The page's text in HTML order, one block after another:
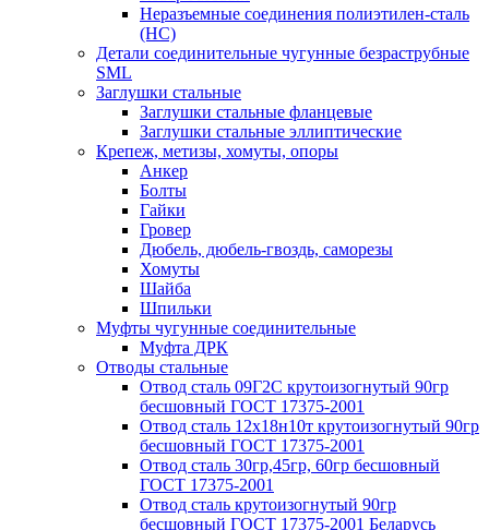
Неразъемные соединения полиэтилен-сталь
(НС)
Детали соединительные чугунные безраструбные
SML
Заглушки стальные
Заглушки стальные фланцевые
Заглушки стальные эллиптические
Крепеж, метизы, хомуты, опоры
Анкер
Болты
Гайки
Гровер
Дюбель, дюбель-гвоздь, саморезы
Хомуты
Шайба
Шпильки
Муфты чугунные соединительные
Муфта ДРК
Отводы стальные
Отвод сталь 09Г2С крутоизогнутый 90гр
бесшовный ГОСТ 17375-2001
Отвод сталь 12х18н10т крутоизогнутый 90гр
бесшовный ГОСТ 17375-2001
Отвод сталь 30гр,45гр, 60гр бесшовный
ГОСТ 17375-2001
Отвод сталь крутоизогнутый 90гр
бесшовный ГОСТ 17375-2001 Беларусь